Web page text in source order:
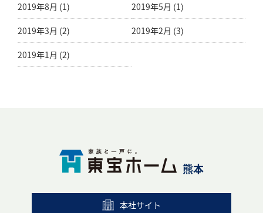
2019年8月 (1) 2019年5月 (1)
2019年3月 (2) 2019年2月 (3)
2019年1月 (2)
熊本
本社サイト